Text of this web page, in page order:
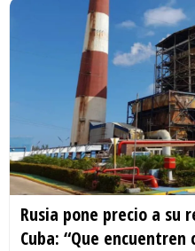
Rusia pone precio a su
Cuba: “Que encuentren